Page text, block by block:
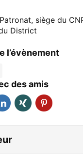
siège du
District
l’évènement
des amis